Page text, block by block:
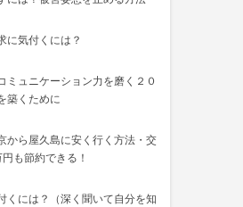
に気付くには？
ミュニケーション力を磨く２０
築くために
から屋久島に安く行く方法・交
も節約できる！
くには？（深く聞いて自分を知